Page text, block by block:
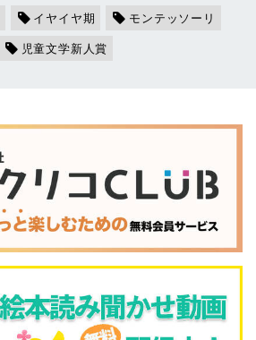
イヤイヤ期
モンテッソーリ
児童文学新人賞